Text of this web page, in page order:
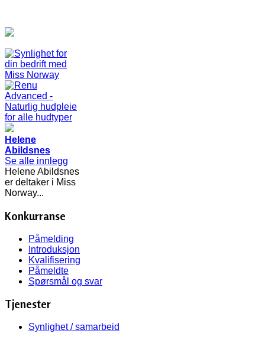
Helene
Abildsnes
Se alle innlegg
Helene Abildsnes
er deltaker i Miss
Norway...
Konkurranse
Påmelding
Introduksjon
Kvalifisering
Påmeldte
Spørsmål og svar
Tjenester
Synlighet / samarbeid